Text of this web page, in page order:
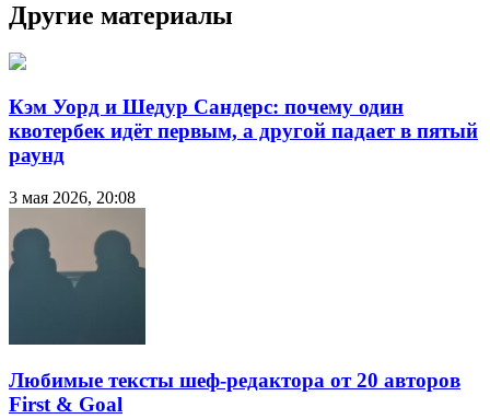
Другие материалы
Кэм Уорд и Шедур Сандерс: почему один
квотербек идёт первым, а другой падает в пятый
раунд
3 мая 2026, 20:08
Любимые тексты шеф-редактора от 20 авторов
First & Goal